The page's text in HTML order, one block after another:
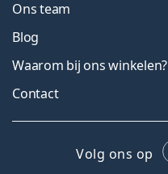
Ons team
Blog
Waarom bij ons winkelen?
Contact
Volg ons op